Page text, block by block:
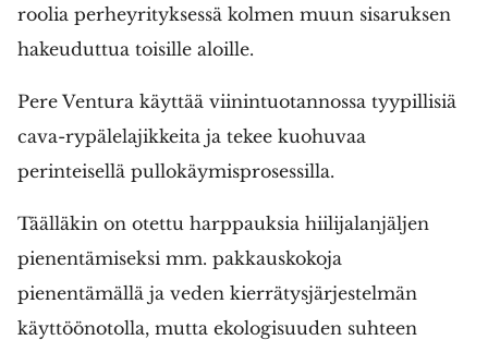
roolia perheyrityksessä kolmen muun sisaruksen
hakeuduttua toisille aloille.
Pere Ventura käyttää viinintuotannossa tyypillisiä
cava-rypälelajikkeita ja tekee kuohuvaa
perinteisellä pullokäymisprosessilla.
Täälläkin on otettu harppauksia hiilijalanjäljen
pienentämiseksi mm. pakkauskokoja
pienentämällä ja veden kierrätysjärjestelmän
käyttöönotolla, mutta ekologisuuden suhteen